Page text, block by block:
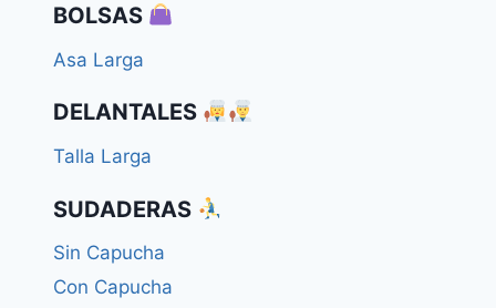
BOLSAS
Asa Larga
DELANTALES
Talla Larga
SUDADERAS
Sin Capucha
Con Capucha